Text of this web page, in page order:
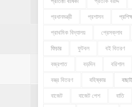
প্রধানমন্ত্রী প্রশাসন
প্রাথমিক বিদ্যালয় প্রেসক্লাব
ফিচার ফুটবল বই বিতরণ
বজ্রপাত বড়দিন বরিশাল
বস্ত্র বিতরণ বহিষ্কার
বাজেট বাজেট পেশ বাতি